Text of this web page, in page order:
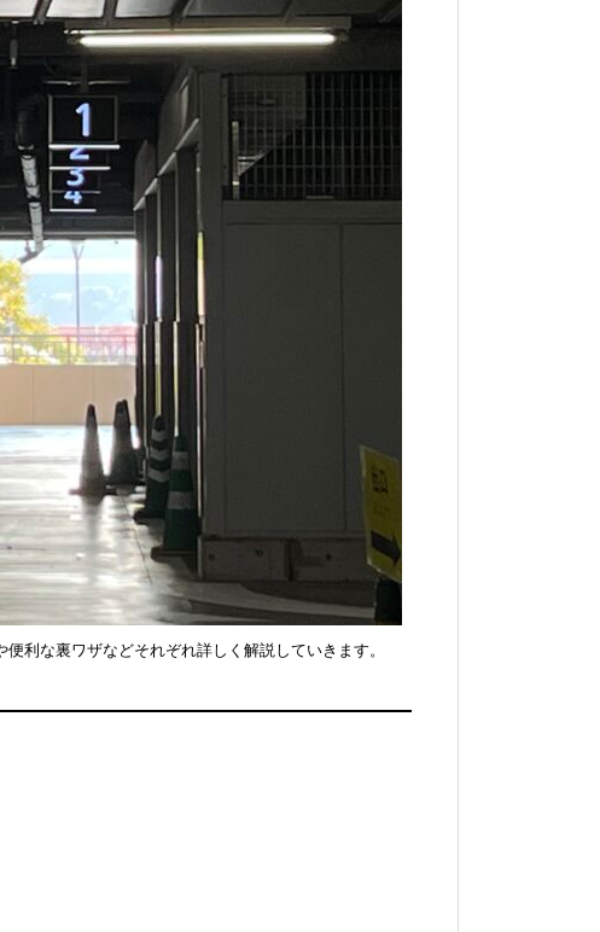
利な裏ワザなどそれぞれ詳しく解説していきます。